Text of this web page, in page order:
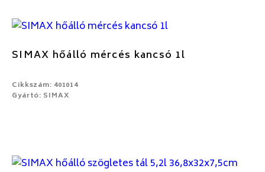
SIMAX hőálló mércés kancsó 1l
Cikkszám: 401014
Gyártó: SIMAX